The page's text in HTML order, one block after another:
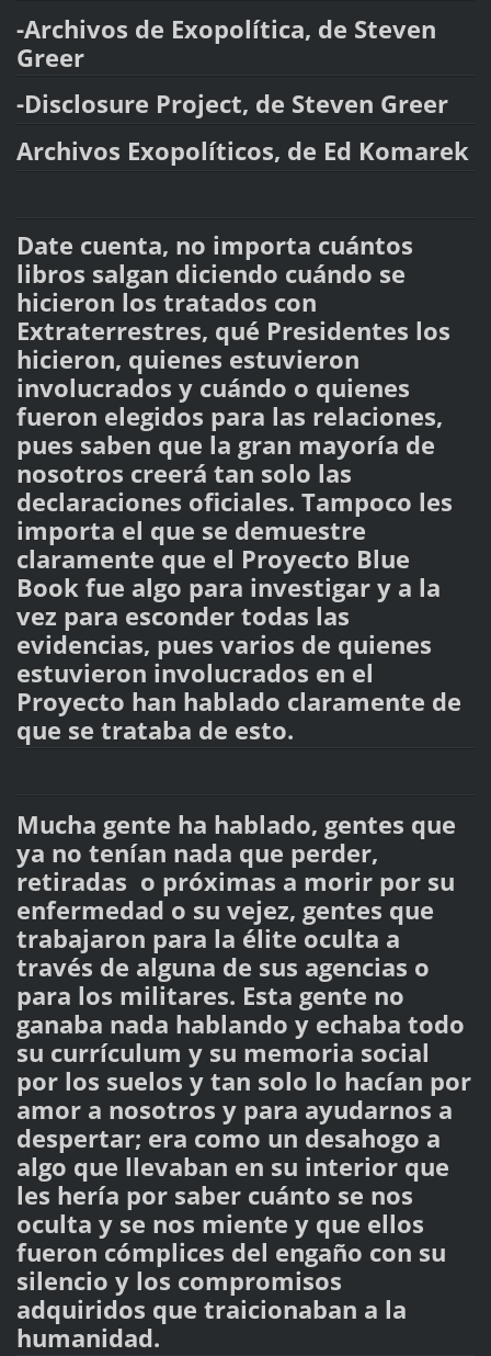
-Archivos de Exopolítica, de Steven
Greer
-Disclosure Project, de Steven Greer
Archivos Exopolíticos, de Ed Komarek
Date cuenta, no importa cuántos
libros salgan diciendo cuándo se
hicieron los tratados con
Extraterrestres, qué Presidentes los
hicieron, quienes estuvieron
involucrados y cuándo o quienes
fueron elegidos para las relaciones,
pues saben que la gran mayoría de
nosotros creerá tan solo las
declaraciones oficiales. Tampoco les
importa el que se demuestre
claramente que el Proyecto Blue
Book fue algo para investigar y a la
vez para esconder todas las
evidencias, pues varios de quienes
estuvieron involucrados en el
Proyecto han hablado claramente de
que se trataba de esto.
Mucha gente ha hablado, gentes que
ya no tenían nada que perder,
retiradas o próximas a morir por su
enfermedad o su vejez, gentes que
trabajaron para la élite oculta a
través de alguna de sus agencias o
para los militares. Esta gente no
ganaba nada hablando y echaba todo
su currículum y su memoria social
por los suelos y tan solo lo hacían por
amor a nosotros y para ayudarnos a
despertar; era como un desahogo a
algo que llevaban en su interior que
les hería por saber cuánto se nos
oculta y se nos miente y que ellos
fueron cómplices del engaño con su
silencio y los compromisos
adquiridos que traicionaban a la
humanidad.